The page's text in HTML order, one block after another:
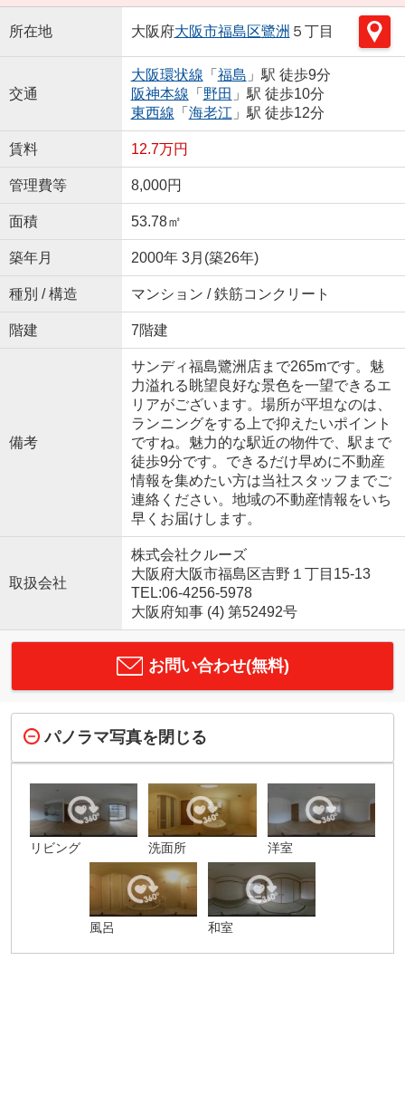
所在地 大阪府大阪市福島区鷺洲 ５丁目
交通
大阪環状線 「 福島 」駅 徒歩9分
阪神本線 「 野田 」駅 徒歩10分
東西線 「 海老江 」駅 徒歩12分
賃料 12.7万円
管理費等 8,000円
面積 53.78㎡
築年月 2000年 3月(築26年)
種別 / 構造 マンション / 鉄筋コンクリート
階建 7階建
備考
サンディ福島鷺洲店まで265mです。魅
力溢れる眺望良好な景色を一望できるエ
リアがございます。場所が平坦なのは、
ランニングをする上で抑えたいポイント
ですね。魅力的な駅近の物件で、駅まで
徒歩9分です。できるだけ早めに不動産
情報を集めたい方は当社スタッフまでご
連絡ください。地域の不動産情報をいち
早くお届けします。
取扱会社
株式会社クルーズ
大阪府大阪市福島区吉野１丁目15-13
TEL:06-4256-5978
大阪府知事 (4) 第52492号
お問い合わせ(無料)
パノラマ写真を閉じる
リビング 洗面所 洋室
風呂 和室